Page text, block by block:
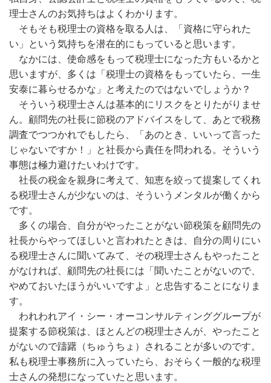
理士さんのお気持ちはよくわかります。
そもそも税理士の資格を取る人は、「資格に守られた
い」という気持ちを潜在的にもっていると思います。
なかには、使命感をもって税理士になった方もいるかと
思いますが、多くは「税理士の資格をもっていたら、一生
安泰に暮らせるかな」と考えたのではないでしょうか？
そういう税理士さんは基本的にリスクをとりたがりませ
ん。顧問先の社長に節税のアドバイスをして、あとで税務
調査でつつかれでもしたら、「あのとき、いいって言った
じゃないですか！」と社長から責任を問われる。そういう
事態は極力避けたいわけです。
社長の税金を親身に考えて、知恵を絞って提案してくれ
る税理士さんが少ないのは、そういうメンタルが働くから
です。
多くの場合、自分がやったことがない節税策を顧問先の
社長からやってほしいと言われたときは、自分の周りにい
る税理士さんに聞いてみて、その税理士さんもやったこと
がなければ、顧問先の社長には「聞いたことがないので、
やめておいたほうがいいですよ」と忠告することになりま
す。
われわれアイ・シー・オーコンサルティンググループが
提案する節税策は、ほとんどの税理士さんが、やったこと
がないので躊躇（ちゅうちょ）されることが多いのです。
私も税理士事務所に入っていたら、おそらく一般的な税理
士さんの発想になっていたと思います。